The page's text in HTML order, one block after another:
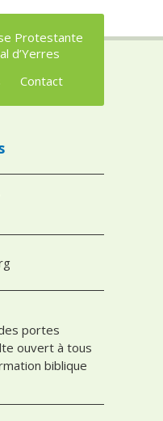
Protestante
d’Yerres
Contact
portes
ouvert à tous
biblique